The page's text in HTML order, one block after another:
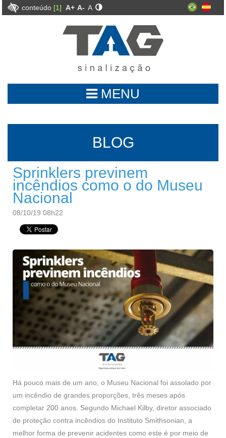
conteúdo [1] A+ A- A
MENU
BLOG
Sprinklers previnem
incêndios como o do Museu
Nacional
08/10/19 08h22
Há pouco mais de um ano, o Museu Nacional foi assolado por
um incêndio de grandes proporções, três meses após
completar 200 anos. Segundo Michael Kilby, diretor associado
de proteção contra incêndios do Instituto Smithsonian, a
melhor forma de prevenir acidentes como este é por meio de